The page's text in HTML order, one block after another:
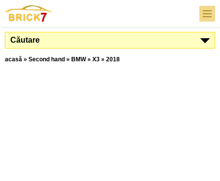
Căutare
acasă » Second hand » BMW» X3 » 2018